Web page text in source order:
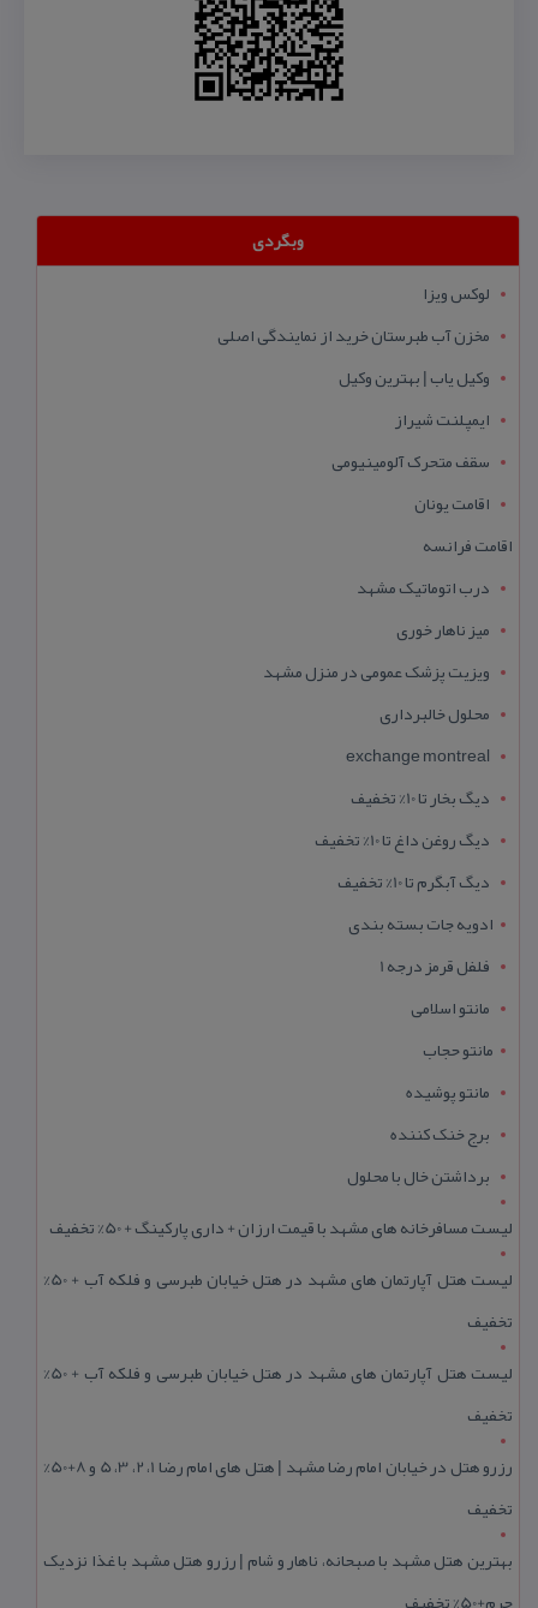
وبگردی
لوکس ویزا
مخزن آب طبرستان خرید از نمایندگی اصلی
وکیل یاب | بهترین وکیل
ایمپلنت شیراز
سقف متحرک آلومینیومی
اقامت یونان
اقامت فرانسه
درب اتوماتیک مشهد
میز ناهار خوری
ویزیت پزشک عمومی در منزل مشهد
محلول خالبرداری
exchange montreal
دیگ بخار تا 10% تخفیف
دیگ روغن داغ تا 10% تخفیف
دیگ آبگرم تا 10% تخفیف
ادویه جات بسته بندی
فلفل قرمز درجه 1
مانتو اسلامی
مانتو حجاب
مانتو پوشیده
برج خنک کننده
برداشتن خال با محلول
لیست مسافرخانه های مشهد با قیمت ارزان + داری پارکینگ + 50% تخفیف
لیست هتل آپارتمان های مشهد در هتل خیابان طبرسی و فلکه آب + 50%
تخفیف
لیست هتل آپارتمان های مشهد در هتل خیابان طبرسی و فلکه آب + 50%
تخفیف
رزرو هتل در خیابان امام رضا مشهد | هتل‌ های امام رضا 1، 2، 3، 5 و 8+50%
تخفیف
بهترین هتل مشهد با صبحانه، ناهار و شام | رزرو هتل مشهد با غذا نزدیک